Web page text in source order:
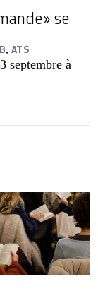
se
,ATS
septembre à